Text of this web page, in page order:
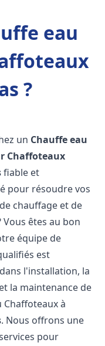
eau
?
un Chauffe eau
Chaffoteaux
fiable et
pour résoudre vos
chauffage et de
Vous êtes au bon
équipe de
est
l'installation, la
la maintenance de
Chaffoteaux à
. Nous offrons une
pour